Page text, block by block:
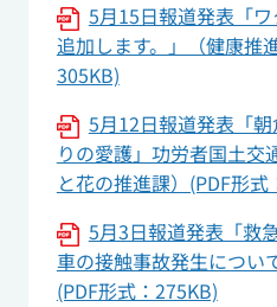
5月15日報道発表「
追加します。」（健康推
305KB)
5月12日報道発表「
りの愛護」功労者国土交
と花の推進課）(PDF形式
5月3日報道発表「救
車の接触事故発生につい
(PDF形式：275KB)